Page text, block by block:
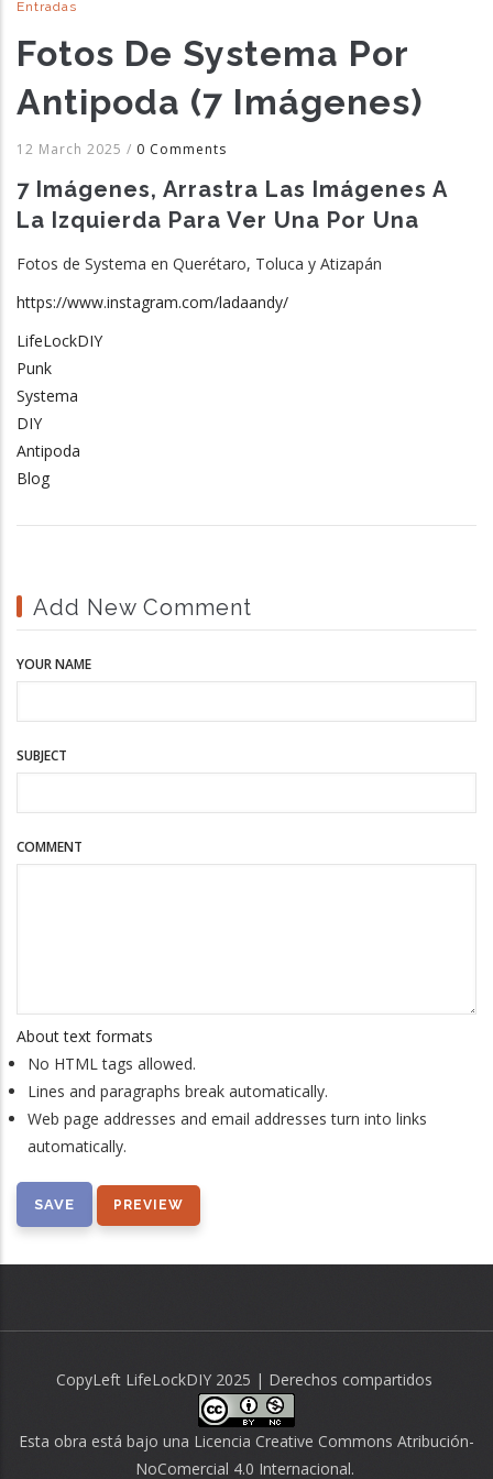
Entradas
Fotos De Systema Por
Antipoda (7 Imágenes)
12 March 2025 / 0 Comments
7 Imágenes, Arrastra Las Imágenes A
La Izquierda Para Ver Una Por Una
Fotos de Systema en Querétaro, Toluca y Atizapán
https://www.instagram.com/ladaandy/
LifeLockDIY
Punk
Systema
DIY
Antipoda
Blog
Add New Comment
YOUR NAME
SUBJECT
COMMENT
About text formats
No HTML tags allowed.
Lines and paragraphs break automatically.
Web page addresses and email addresses turn into links
automatically.
CopyLeft LifeLockDIY 2025 | Derechos compartidos
Esta obra está bajo una Licencia Creative Commons Atribución-
NoComercial 4.0 Internacional.